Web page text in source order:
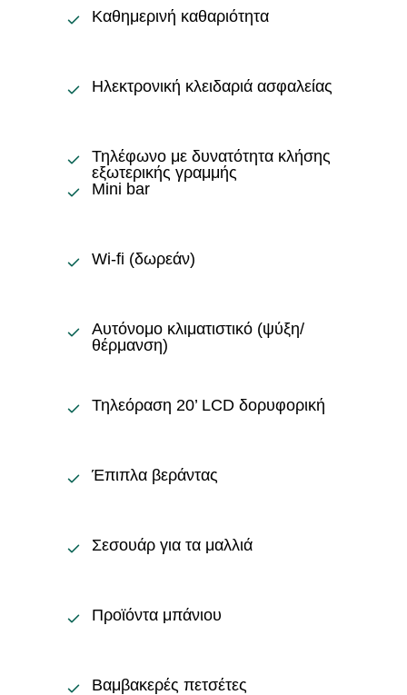
Καθημερινή καθαριότητα
Ηλεκτρονική κλειδαριά ασφαλείας
Τηλέφωνο με δυνατότητα κλήσης
εξωτερικής γραμμής
Mini bar
Wi-fi (δωρεάν)
Αυτόνομο κλιματιστικό (ψύξη/
θέρμανση)
Τηλεόραση 20’ LCD δορυφορική
Έπιπλα βεράντας
Σεσουάρ για τα μαλλιά
Προϊόντα μπάνιου
Βαμβακερές πετσέτες